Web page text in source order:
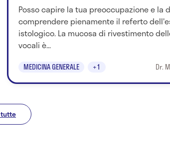
Posso capire la tua preoccupazione e la
comprendere pienamente il referto
istologico. La mucosa di rivestimento
vocali è...
MEDICINA GENERALE +1 Dr.